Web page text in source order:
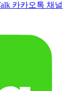
카카오톡 채널